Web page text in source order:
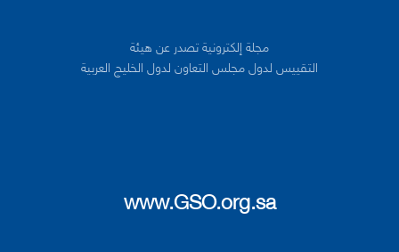
مجلة إلكترونية تصدر عن هيئة
التقييس لدول مجلس التعاون لدول الخليج العربية
www.GSO.org.sa